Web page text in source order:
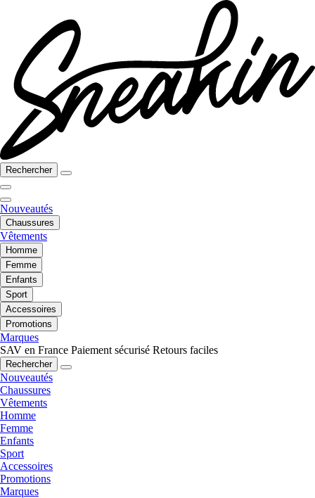
Rechercher
Nouveautés
Chaussures
Vêtements
Homme
Femme
Enfants
Sport
Accessoires
Promotions
Marques
SAV en France Paiement sécurisé Retours faciles
Rechercher
Nouveautés
Chaussures
Vêtements
Homme
Femme
Enfants
Sport
Accessoires
Promotions
Marques